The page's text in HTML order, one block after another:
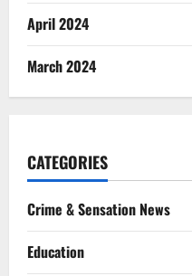
April 2024
March 2024
CATEGORIES
Crime & Sensation News
Education